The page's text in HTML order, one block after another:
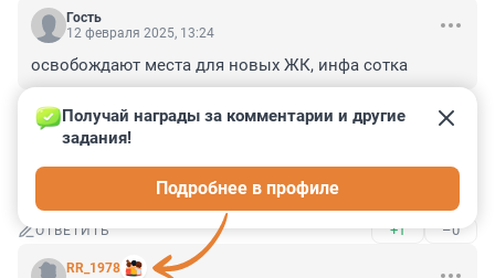
Гость
12 февраля 2025, 13:24
освобождают места для новых ЖК, инфа сотка
ОТВЕТИТЬ –0
Гость
беглов и прихвостни, вы что творите?!
ОТВЕТИТЬ +1 –0
RR_1978
Получай награды за комментарии и другие
задания!
Подробнее в профиле